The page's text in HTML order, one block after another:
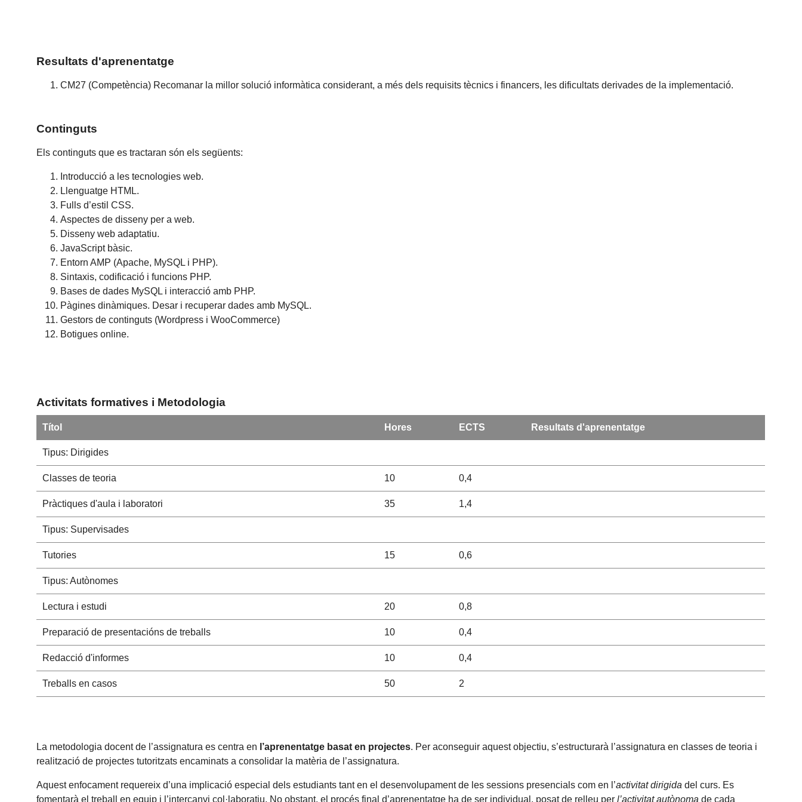
Resultats d'aprenentatge
CM27 (Competència) Recomanar la millor solució informàtica considerant, a més dels requisits tècnics i financers, les dificultats derivades de la implementació.
Continguts
Els continguts que es tractaran són els següents:
Introducció a les tecnologies web.
Llenguatge HTML.
Fulls d’estil CSS.
Aspectes de disseny per a web.
Disseny web adaptatiu.
JavaScript bàsic.
Entorn AMP (Apache, MySQL i PHP).
Sintaxis, codificació i funcions PHP.
Bases de dades MySQL i interacció amb PHP.
Pàgines dinàmiques. Desar i recuperar dades amb MySQL.
Gestors de continguts (Wordpress i WooCommerce)
Botigues online.
Activitats formatives i Metodologia
Títol Hores ECTS Resultats d'aprenentatge
Tipus: Dirigides
Classes de teoria 10 0,4
Pràctiques d'aula i laboratori 35 1,4
Tipus: Supervisades
Tutories 15 0,6
Tipus: Autònomes
Lectura i estudi 20 0,8
Preparació de presentacións de treballs 10 0,4
Redacció d'informes 10 0,4
Treballs en casos 50 2
La metodologia docent de l’assignatura es centra en l’aprenentatge basat en projectes. Per aconseguir aquest objectiu, s’estructurarà l’assignatura en classes de teoria i
realització de projectes tutoritzats encaminats a consolidar la matèria de l’assignatura.
Aquest enfocament requereix d’una implicació especial dels estudiants tant en el desenvolupament de les sessions presencials com en l’activitat dirigida del curs. Es
fomentarà el treball en equip i l’intercanvi col·laboratiu. No obstant, el procés final d’aprenentatge ha de ser individual, posat de relleu perl’activitat autònoma de cada